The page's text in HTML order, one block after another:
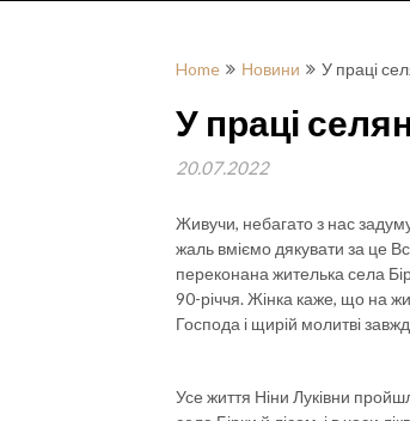
Home Новини У праці
У праці
20.07.2022
Живучи, небагато з нас
жаль вміємо дякувати за це
переконана жителька села
90-річчя. Жінка каже, що на
Господа і щирій молитві
Усе життя Ніни Луківни